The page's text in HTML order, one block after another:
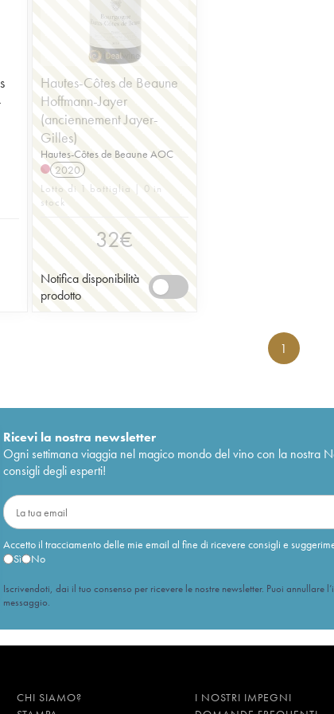
Hautes-Côtes de Beaune
Hoffmann-Jayer
(anciennement Jayer-
Gilles)
Hautes-Côtes de Beaune AOC
2020
Lotto di 1 bottiglia | 0 in
stock
32€
Notifica disponibilità
prodotto
1
Ricevi la nostra newsletter
Ogni settimana viaggia nel magico mondo del vino con la nostra
consigli degli esperti!
Accetto il tracciamento delle mie email al fine di ricevere consigli e
Sì
No
Iscrivendoti, dai il tuo consenso per ricevere le nostre newsletter. Puoi
messaggio.
CHI SIAMO?
I NOSTRI IMPEGNI